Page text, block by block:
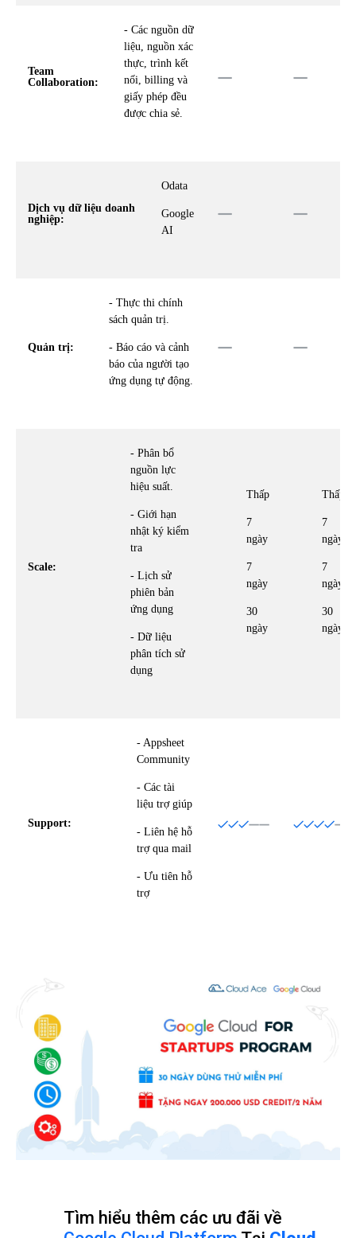
Team
Collaboration:
- Các nguồn dữ
liệu, nguồn xác
thực, trình kết
nối, billing và
giấy phép đều
được chia sẻ.
Dịch vụ dữ liệu doanh
nghiệp:
Odata
Google
AI
Quản trị:
- Thực thi chính
sách quản trị.
- Báo cáo và cảnh
báo của người tạo
ứng dụng tự động.
Scale:
- Phân bổ
nguồn lực
hiệu suất.
- Giới hạn
nhật ký kiểm
tra
- Lịch sử
phiên bản
ứng dụng
- Dữ liệu
phân tích sử
dụng
Thấp
7
ngày
7
ngày
30
ngày
Thấp
7
ngày
7
ngày
30
ngày
Support:
- Appsheet
Community
- Các tài
liệu trợ giúp
- Liên hệ hỗ
trợ qua mail
- Ưu tiên hỗ
trợ
Tìm hiểu thêm các ưu đãi về